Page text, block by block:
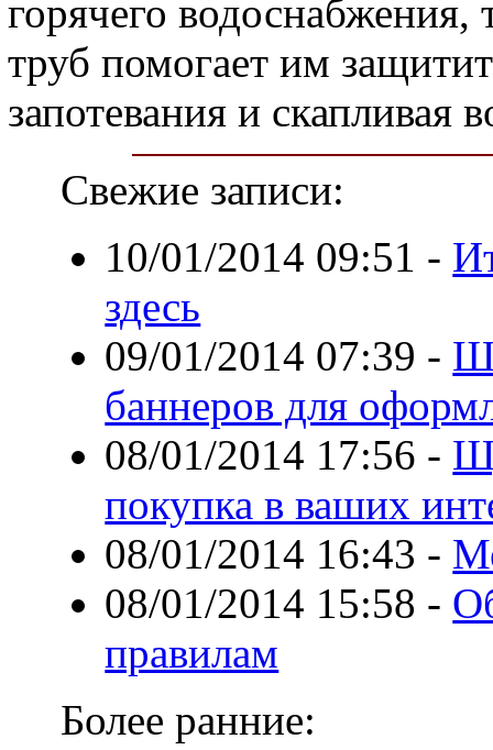
горячего водоснабжения,
труб помогает им
запотевания и скапливая
Свежие записи:
10/01/2014 09:51 -
здесь
09/01/2014 07:39 -
баннеров для
08/01/2014 17:56 -
покупка в ваших
08/01/2014 16:43 -
08/01/2014 15:58 -
правилам
Более ранние: